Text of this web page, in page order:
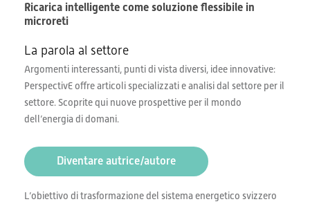
Ricarica intelligente come soluzione flessibile in
microreti
La parola al settore
Argomenti interessanti, punti di vista diversi, idee innovative:
PerspectivE offre articoli specializzati e analisi dal settore per il
settore. Scoprite qui nuove prospettive per il mondo
dell’energia di domani.
Diventare autrice/autore
L’obiettivo di trasformazione del sistema energetico svizzero